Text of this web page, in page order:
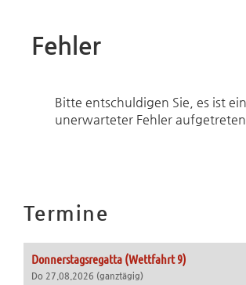
Fehler
Bitte entschuldigen Sie, es ist ein
unerwarteter Fehler
Termine
Donnerstagsregatta (Wettfahrt 9)
Do 27.08.2026 (ganztägig)